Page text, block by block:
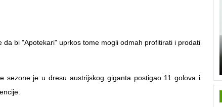
da bi "Apotekari" uprkos tome mogli odmah profitirati i prodati
sezone je u dresu austrijskog giganta postigao 11 golova i